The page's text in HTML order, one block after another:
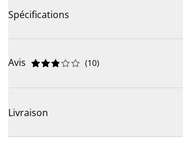
Spécifications
Avis 




 (10)
Livraison